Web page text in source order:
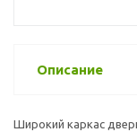
Описание
Широкий каркас